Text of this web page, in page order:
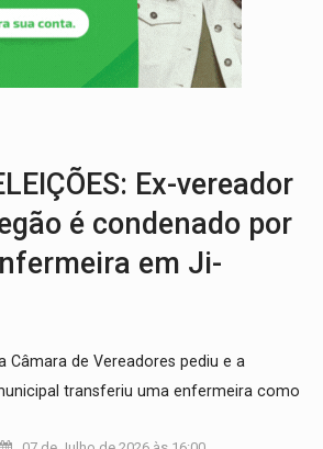
DE PROVIDÊNCIA:Erosão ameaça acesso a bairros às margens do
2026: Policial candidato a deputado federal do PL declara
DE MANDATO:
Ex-vereador
é condenado por
em Ji-
Câmara de Vereadores pediu e a
transferiu uma enfermeira como